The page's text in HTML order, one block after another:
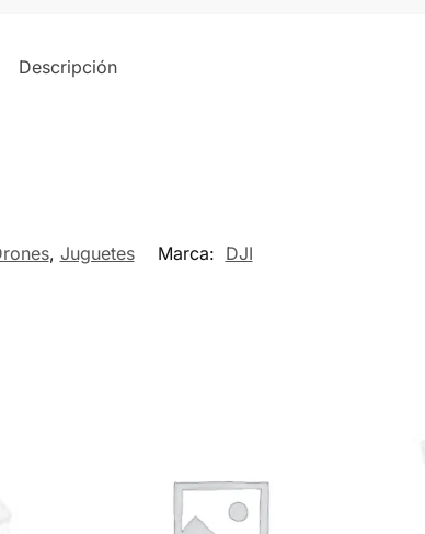
Descripción
, Juguetes Marca: DJI